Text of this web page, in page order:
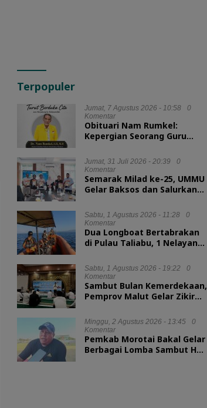
Terpopuler
Jumat, 7 Agustus 2026 - 10:58
0
Komentar
Obituari Nam Rumkel:
Kepergian Seorang Guru
Kesederhanaan
Jumat, 31 Juli 2026 - 20:39
0
Komentar
Semarak Milad ke-25, UMMU
Gelar Baksos dan Salurkan
Mahasiswa Kurang Mampu
Sabtu, 1 Agustus 2026 - 11:28
0
Komentar
Dua Longboat Bertabrakan
di Pulau Taliabu, 1 Nelayan
Sabtu, 1 Agustus 2026 - 19:22
0
Komentar
Sambut Bulan Kemerdekaan,
Pemprov Malut Gelar Zikir
Minggu, 2 Agustus 2026 - 13:45
0
Komentar
Pemkab Morotai Bakal Gelar
Berbagai Lomba Sambut HUT